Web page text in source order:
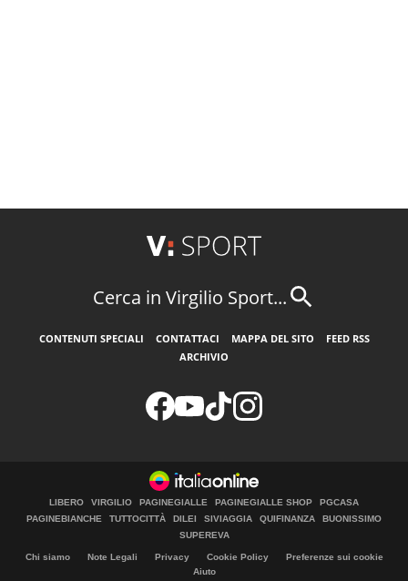
Cerca in Virgilio Sport...
CONTENUTI SPECIALI CONTATTACI MAPPA DEL SITO
FEED RSS
ARCHIVIO
LIBERO VIRGILIO PAGINEGIALLE PAGINEGIALLE SHOP
PGCASA
PAGINEBIANCHE
TUTTOCITTÀ DILEI SIVIAGGIA QUIFINANZA
BUONISSIMO
SUPEREVA
Chi siamo Note Legali Privacy Cookie Policy
Preferenze sui cookie
Aiuto